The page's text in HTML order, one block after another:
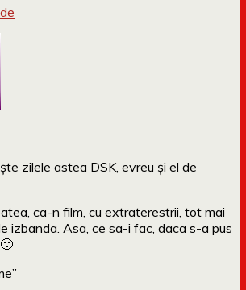
zilele astea DSK, evreu și el de
ca-n film, cu extraterestrii, tot mai
izbanda. Asa, ce sa-i fac, daca s-a pus